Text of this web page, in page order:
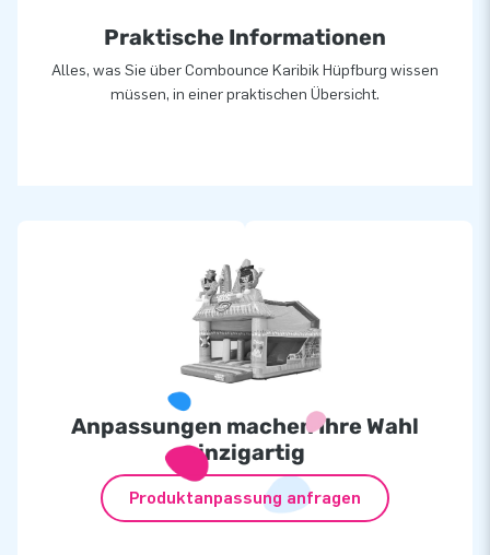
Praktische Informationen
Alles, was Sie über Combounce Karibik Hüpfburg wissen
müssen, in einer praktischen Übersicht.
Anpassungen machen Ihre Wahl
einzigartig
Produktanpassung anfragen